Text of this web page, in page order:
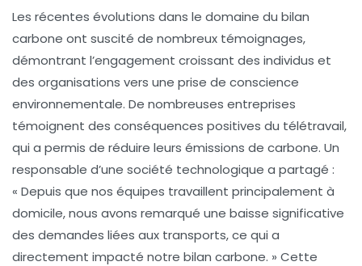
Les récentes évolutions dans le domaine du bilan
carbone ont suscité de nombreux témoignages,
démontrant l’engagement croissant des individus et
des organisations vers une prise de conscience
environnementale. De nombreuses entreprises
témoignent des conséquences positives du télétravail,
qui a permis de réduire leurs émissions de carbone. Un
responsable d’une société technologique a partagé :
« Depuis que nos équipes travaillent principalement à
domicile, nous avons remarqué une baisse significative
des demandes liées aux transports, ce qui a
directement impacté notre bilan carbone. » Cette